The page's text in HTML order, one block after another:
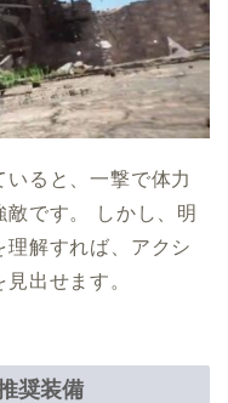
ると、一撃で体力
です。 しかし、明
解すれば、アクシ
出せます。
奨装備